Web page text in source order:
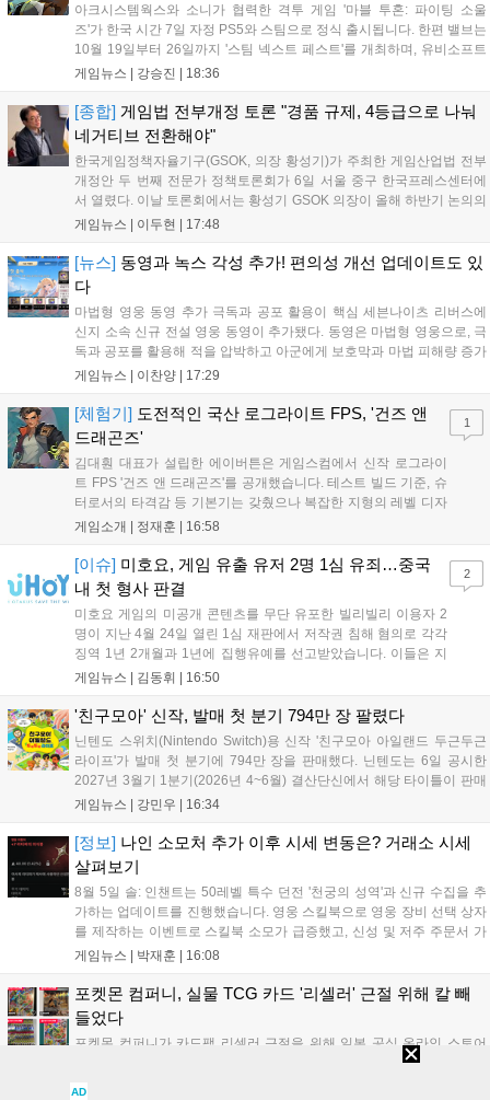
아크시스템웍스와 소니가 협력한 격투 게임 '마블 투혼: 파이팅 소울
즈'가 한국 시간 7일 자정 PS5와 스팀으로 정식 출시됩니다. 한편 밸브는
10월 19일부터 26일까지 '스팀 넥스트 페스트'를 개최하며, 유비소프트
의 '더 디비전 리서전스'가 스팀에 출시되었고, 농장 시뮬레이션 '돌록 타
각기 다른 장르에서 이용자들의 기대를 모으고 있습니다....
게임뉴스 | 강승진 | 18:36
[종합] 게임법 전부개정 토론 "경품 규제, 4등급으로 나눠
네거티브 전환해야"
한국게임정책자율기구(GSOK, 의장 황성기)가 주최한 게임산업법 전부
개정안 두 번째 전문가 정책토론회가 6일 서울 중구 한국프레스센터에
서 열렸다. 이날 토론회에서는 황성기 GSOK 의장이 올해 하반기 논의의
주요 쟁점과 성과를 짚은 데 이어, 박종현 한양대 법학전문대학원 교수
호사가 게임 등...
게임뉴스 | 이두현 | 17:48
[뉴스] 동영과 녹스 각성 추가! 편의성 개선 업데이트도 있
다
마법형 영웅 동영 추가 극독과 공포 활용이 핵심 세븐나이츠 리버스에
신지 소속 신규 전설 영웅 동영이 추가됐다. 동영은 마법형 영웅으로, 극
독과 공포를 활용해 적을 압박하고 아군에게 보호막과 마법 피해량 증가
를 제공하는 것이 특징이다. 패시브 황천의 동행자는 동영의 핵심이다.
활한다. 모...
게임뉴스 | 이찬양 | 17:29
[체험기] 도전적인 국산 로그라이트 FPS, '건즈 앤
드래곤즈'
김대훤 대표가 설립한 에이버튼은 게임스컴에서 신작 로그라이
트 FPS '건즈 앤 드래곤즈'를 공개했습니다. 테스트 빌드 기준, 슈
터로서의 타격감 등 기본기는 갖췄으나 복잡한 지형의 레벨 디자
인은 개선이 필요해 보입니다. 또한, 성장 트랙의 과도한 분절과
요구됩니다. 개발사는 향후 캐릭터 추가 등을 통해 게임성을 다듬
어 경쟁력을 확보할 계획입니다....
게임소개 | 정재훈 | 16:58
1
[이슈] 미호요, 게임 유출 유저 2명 1심 유죄…중국
내 첫 형사 판결
미호요 게임의 미공개 콘텐츠를 무단 유포한 빌리빌리 이용자 2
명이 지난 4월 24일 열린 1심 재판에서 저작권 침해 혐의로 각각
징역 1년 2개월과 1년에 집행유예를 선고받았습니다. 이들은 지
난해 7월부터 원신 등 주요 게임의 영상을 유포해 60만 회 이상의
이후 중국 내 첫 형사사건임을 강조하며 향후 무단 유출에 강경
대응할 방침입니다....
게임뉴스 | 김동휘 | 16:50
2
'친구모아' 신작, 발매 첫 분기 794만 장 팔렸다
닌텐도 스위치(Nintendo Switch)용 신작 '친구모아 아일랜드 두근두근
라이프'가 발매 첫 분기에 794만 장을 판매했다. 닌텐도는 6일 공시한
2027년 3월기 1분기(2026년 4~6월) 결산단신에서 해당 타이틀이 판매
를 크게 늘렸다고 밝혔다. 4월 16일 발매된 이 작품은 약 2개월 반 만에
게임뉴스 | 강민우 | 16:34
[정보] 나인 소모처 추가 이후 시세 변동은? 거래소 시세
살펴보기
8월 5일 솔: 인챈트는 50레벨 특수 던전 '천궁의 성역'과 신규 수집을 추
가하는 업데이트를 진행했습니다. 영웅 스킬북으로 영웅 장비 선택 상자
를 제작하는 이벤트로 스킬북 소모가 급증했고, 신성 및 저주 주문서 가
격은 소폭 상승했습니다. 나인 코어 시세는 보합세를 유지 중이며, 신의
수요는 늘었으나 일반 재료는 현상을 유지하고 있으며, 영웅 등급 장비
와 무기는 서버별로 등락을 보이고 있습니다....
게임뉴스 | 박재훈 | 16:08
포켓몬 컴퍼니, 실물 TCG 카드 '리셀러' 근절 위해 칼 빼
들었다
포켓몬 컴퍼니가 카드팩 리셀러 근절을 위해 일본 공식 온라인 스토어
내 구매 인증 절차를 강화했다. 앞으로 30주년 기념팩 등 특정 상품을 구
AD